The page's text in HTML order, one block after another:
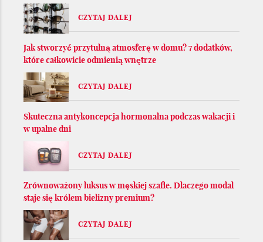
CZYTAJ DALEJ
Jak stworzyć przytulną atmosferę w domu? 7 dodatków,
które całkowicie odmienią wnętrze
CZYTAJ DALEJ
Skuteczna antykoncepcja hormonalna podczas wakacji i
w upalne dni
CZYTAJ DALEJ
Zrównoważony luksus w męskiej szafie. Dlaczego modal
staje się królem bielizny premium?
CZYTAJ DALEJ